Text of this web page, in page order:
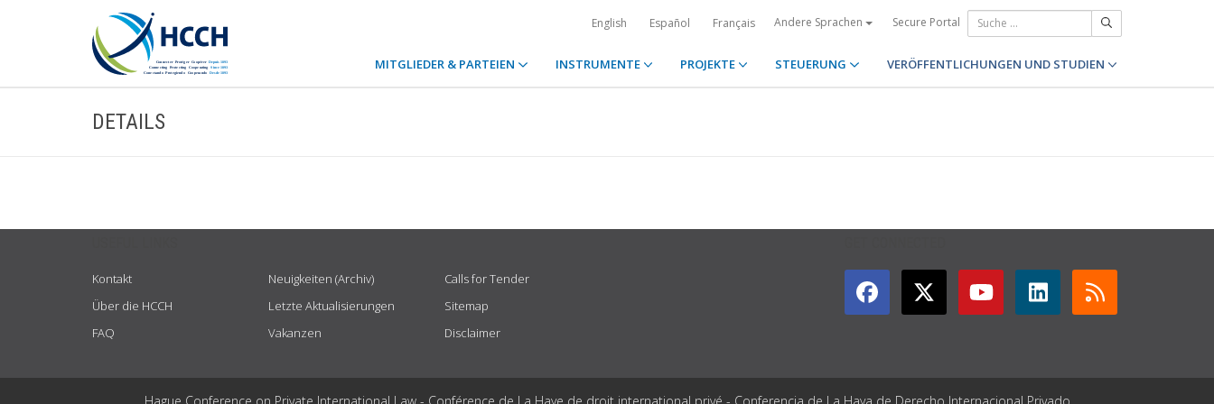
English Español Français Andere Sprachen Secure Portal
MITGLIEDER & PARTEIEN INSTRUMENTE PROJEKTE STEUERUNG VERÖFFENTLICHUNGEN UND STUDIEN
DETAILS
Kontakt
Über die HCCH
FAQ
Neuigkeiten (Archiv)
Letzte Aktualisierungen
Vakanzen
Calls for Tender
Sitemap
Disclaimer